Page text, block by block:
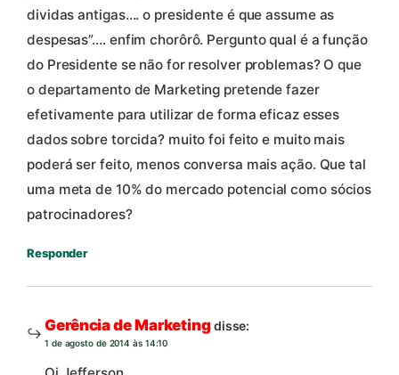
dividas antigas…. o presidente é que assume as
despesas”…. enfim chorôrô. Pergunto qual é a função
do Presidente se não for resolver problemas? O que
o departamento de Marketing pretende fazer
efetivamente para utilizar de forma eficaz esses
dados sobre torcida? muito foi feito e muito mais
poderá ser feito, menos conversa mais ação. Que tal
uma meta de 10% do mercado potencial como sócios
patrocinadores?
Responder
Gerência de Marketingdisse:
1 de agosto de 2014 às 14:10